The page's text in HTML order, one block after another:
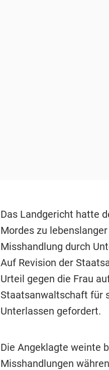
Das Landgericht hatte
Mordes zu
Misshandlung durch
Auf Revision der
Urteil gegen die Frau
Staatsanwaltschaft für
Unterlassen gefordert.
Die Angeklagte weinte
Misshandlungen